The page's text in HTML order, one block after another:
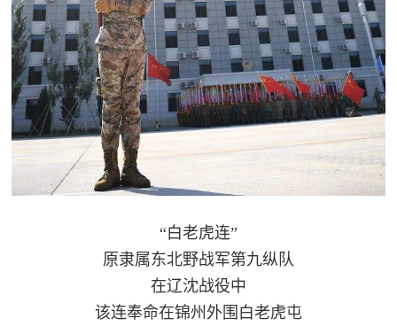
英
雄
模
范
退
役
军
人
风
退
“白老虎连”
原隶属东北野战军第九纵队
在辽沈战役中
该连奉命在锦州外围白老虎屯